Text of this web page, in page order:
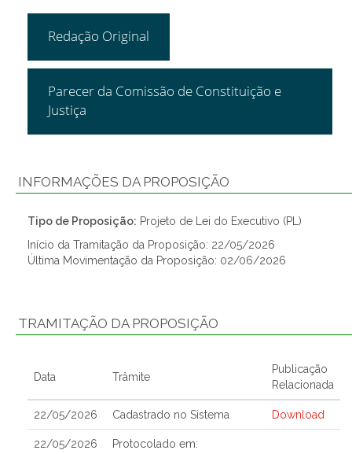
Redação Original
Parecer da Comissão de Constituição e
Justiça
INFORMAÇÕES DA PROPOSIÇÃO
Tipo de Proposição: Projeto de Lei do Executivo (PL)
Início da Tramitação da Proposição: 22/05/2026
Última Movimentação da Proposição: 02/06/2026
TRAMITAÇÃO DA PROPOSIÇÃO
Data Trâmite
Publicação
Relacionada
22/05/2026 Cadastrado no Sistema Download
22/05/2026
Protocolado em: